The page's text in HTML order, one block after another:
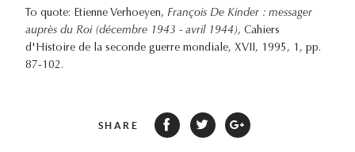
To quote: Etienne Verhoeyen, François De Kinder : messager
auprès du Roi (décembre 1943 - avril 1944), Cahiers
d'Histoire de la seconde guerre mondiale, XVII, 1995, 1, pp.
87-102.
SHARE